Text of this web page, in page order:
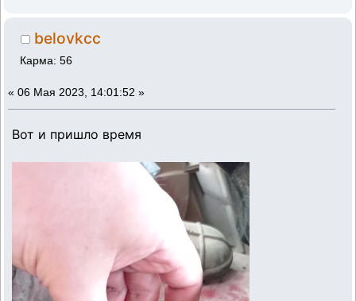
belovkcc
Карма: 56
« 06 Мая 2023, 14:01:52 »
Вот и пришло время